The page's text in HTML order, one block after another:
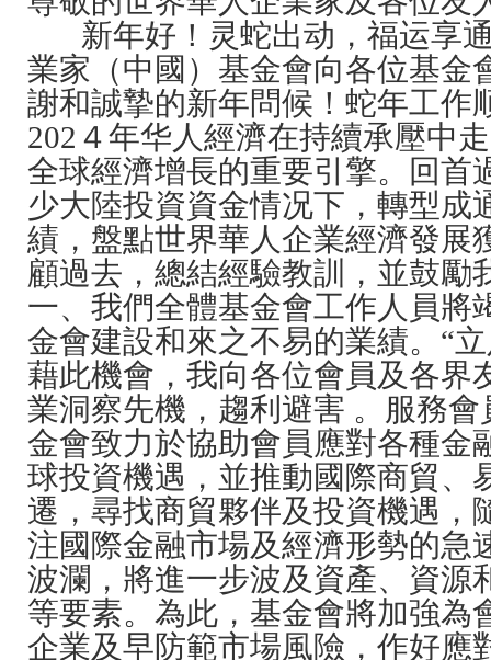
新年好！灵蛇出动，福运享
業家（中國）基金會向各位基金
謝和誠摯的新年問候！蛇年工作
202４年华人經濟在持續承壓中
全球經濟增長的重要引擎。回首
少大陸投資資金情况下，轉型成
績，盤點世界華人企業經濟發展
顧過去，總結經驗教訓，並鼓勵
一、我們全體基金會工作人員將
金會建設和來之不易的業績。“
藉此機會，我向各位會員及各界
業洞察先機，趨利避害 。服務
金會致力於協助會員應對各種金
球投資機遇，並推動國際商貿、
遷，尋找商貿夥伴及投資機遇，
注國際金融市場及經濟形勢的急
波瀾，將進一步波及資產、資源
等要素。為此，基金會將加強為
企業及早防範市場風險，作好應